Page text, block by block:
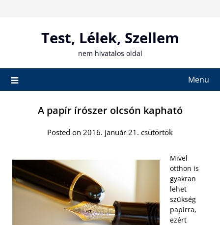
Test, Lélek, Szellem
nem hivatalos oldal
Menu
A papír írószer olcsón kapható
Posted on 2016. január 21. csütörtök
Mivel
otthon is
gyakran
lehet
szükség
papírra,
ezért